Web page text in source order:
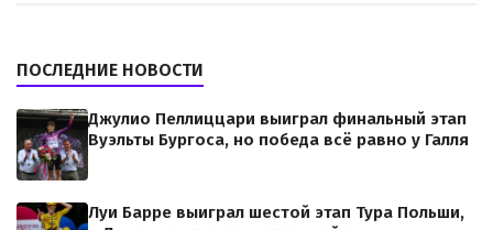
ПОСЛЕДНИЕ НОВОСТИ
Джулио Пеллиццари выиграл финальный этап
Вуэльты Бургоса, но победа всё равно у Галля
Луи Барре выиграл шестой этап Тура Польши,